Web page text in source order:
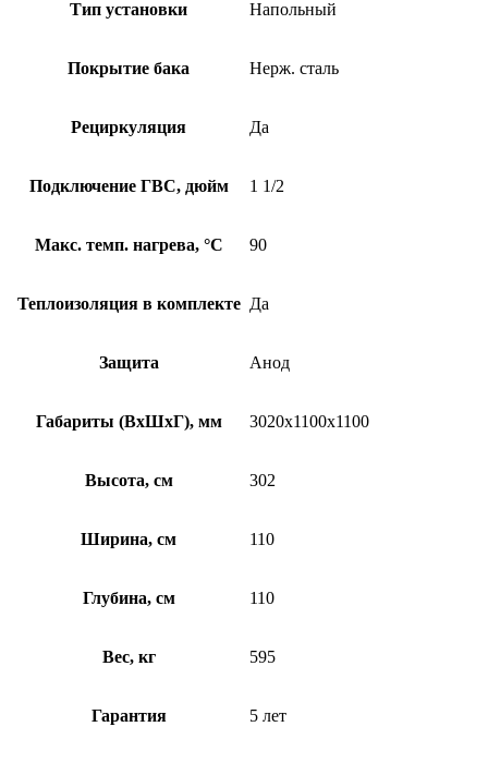
Тип установки Напольный
Покрытие бака Нерж. сталь
Рециркуляция Да
Подключение ГВС, дюйм 1 1/2
Макс. темп. нагрева, °С 90
Теплоизоляция в комплекте Да
Защита Анод
Габариты (ВхШхГ), мм 3020x1100x1100
Высота, см 302
Ширина, см 110
Глубина, см 110
Вес, кг 595
Гарантия 5 лет